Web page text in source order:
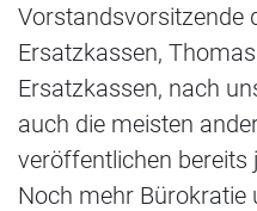
Vorstandsvorsitzende
Ersatzkassen,
Ersatzkassen, nach
auch die meisten
veröffentlichen bereits
Noch mehr Bürokratie